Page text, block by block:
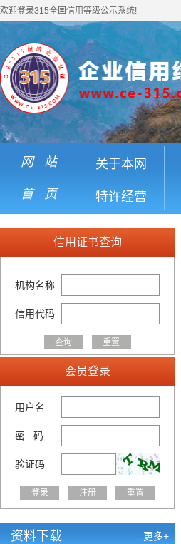
欢迎登录315全国信用等级公示系统!
网 站
首 页
关于本网
特许经营
信用证书查询
机构名称
信用代码
会员登录
用户名
密 码
验证码
资料下载 更多+